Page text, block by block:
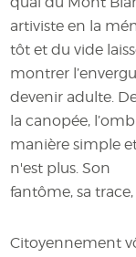
artiviste en la
tôt et du vide
montrer
devenir adulte.
la canopée,
manière simple
n'est plus. Son
fantôme, sa trace,
Citoyennement